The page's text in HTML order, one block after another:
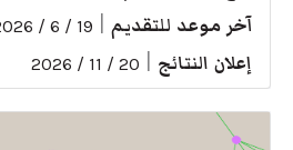
آخر موعد للتقديم 19 / 6 / 2026
إعلان النتائج 20 / 11 / 2026